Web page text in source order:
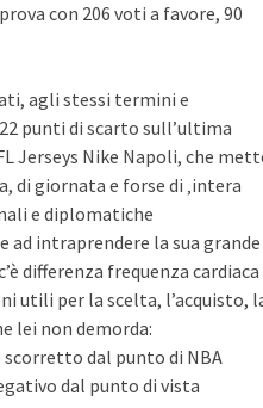
con 206 voti a favore, 90
agli stessi termini e
punti di scarto sull’ultima
Jerseys Nike Napoli, che
di giornata e forse di ‚intera
e diplomatiche
ad intraprendere la sua grande
differenza frequenza cardiaca
utili per la scelta, l’acquisto,
lei non demorda:
dal punto di NBA
dal punto di vista